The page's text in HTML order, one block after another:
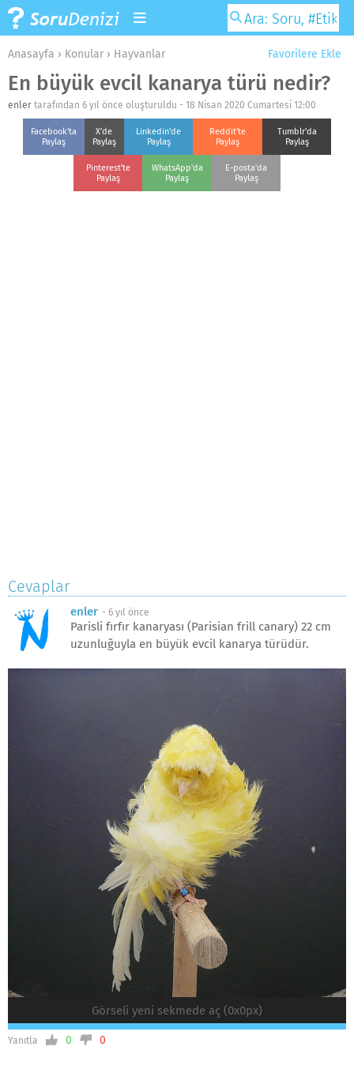
Favorilere Ekle
Anasayfa › Konular › Hayvanlar
En büyük evcil kanarya türü nedir?
enler tarafından 6 yıl önce oluşturuldu - 18 Nisan 2020 Cumartesi 12:00
Facebook'ta
Paylaş
X'de
Paylaş
Linkedin'de
Paylaş
Reddit'te
Paylaş
Tumblr'da
Paylaş
Pinterest'te
Paylaş
WhatsApp'da
Paylaş
E-posta'da
Paylaş
Cevaplar
enler - 6 yıl önce
Parisli fırfır kanaryası (Parisian frill canary) 22 cm
uzunluğuyla en büyük evcil kanarya türüdür.
Görseli yeni sekmede aç (0x0px)
Yanıtla 0 0